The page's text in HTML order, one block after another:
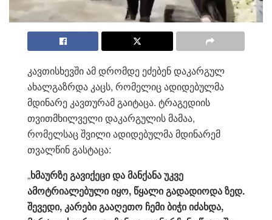
კავთისხევში ამ დრომდე ეძებენ დაკარგულ
ახალგაზრდა კაცს, რომელიც ადიდებულმა
მდინარე კავთურამ გაიტაცა. ტრაგედიის
თვითმხილველი დაკარგულის მამაა,
რომელსაც შვილი ადიდებულმა მდინარემ
თვალწინ გასტაცა:
„ხმაურზე გავიქეცი და მანქანა უკვე
ამოტრიალებული იყო, წყალი გადადიოდა ზედ.
შევედი, კარები გააღეთო ჩემი ბიჭი იძახდა,